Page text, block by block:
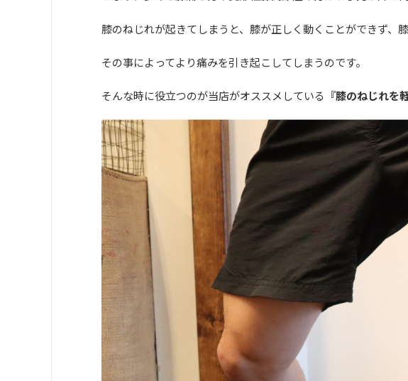
膝のねじれが起きてしまうと、膝が正しく動くことができず、
その事によってより痛みを引き起こしてしまうのです。
そんな時に役立つのが当店がオススメしている 『膝のねじれを